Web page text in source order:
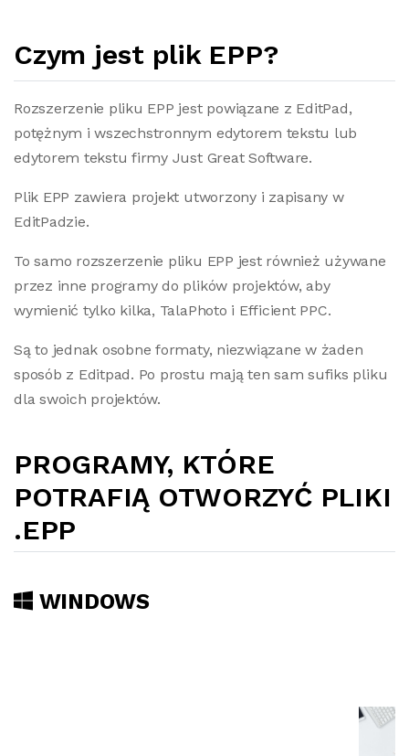
Czym jest plik EPP?
Rozszerzenie pliku EPP jest powiązane z EditPad,
potężnym i wszechstronnym edytorem tekstu lub
edytorem tekstu firmy Just Great Software.
Plik EPP zawiera projekt utworzony i zapisany w
EditPadzie.
To samo rozszerzenie pliku EPP jest również używane
przez inne programy do plików projektów, aby
wymienić tylko kilka, TalaPhoto i Efficient PPC.
Są to jednak osobne formaty, niezwiązane w żaden
sposób z Editpad. Po prostu mają ten sam sufiks pliku
dla swoich projektów.
PROGRAMY, KTÓRE
POTRAFIĄ OTWORZYĆ PLIKI
.EPP
WINDOWS